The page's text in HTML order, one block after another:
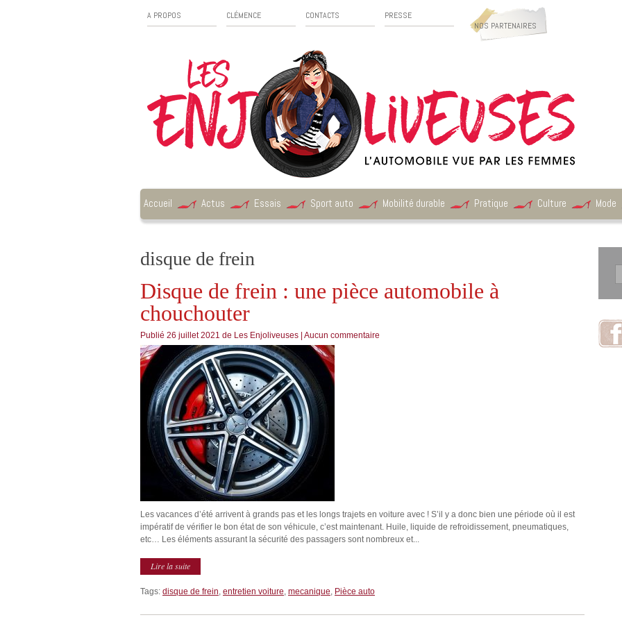
A PROPOS CLÉMENCE CONTACTS
PRESSE
NOS PARTENAIRES
Accueil Actus Essais Sport auto Mobilité durable Pratique Culture Mode
disque de frein
Disque de frein : une pièce automobile à
chouchouter
Publié 26 juillet 2021 de Les Enjoliveuses Aucun commentaire
Les vacances d’été arrivent à grands pas et les longs trajets en voiture avec ! S’il y a donc bien une période où il est
impératif de vérifier le bon état de son véhicule, c’est maintenant. Huile, liquide de refroidissement, pneumatiques,
etc… Les éléments assurant la sécurité des passagers sont nombreux et...
Lire la suite
Tags: disque de frein, entretien voiture, mecanique, Pièce auto